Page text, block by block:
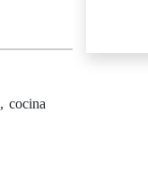
cocina